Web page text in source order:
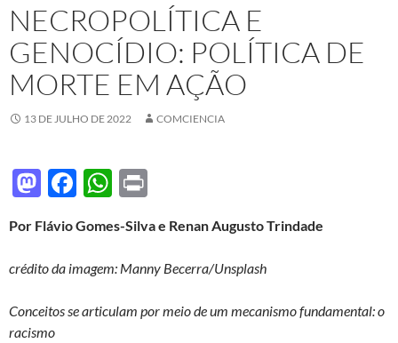
NECROPOLÍTICA E
GENOCÍDIO: POLÍTICA DE
MORTE EM AÇÃO
13 DE JULHO DE 2022 COMCIENCIA
M
to
d
n
F
e
b
o
W
at
s
p
nt
Por Flávio Gomes-Silva e Renan Augusto Trindade
crédito da imagem: Manny Becerra/Unsplash
Conceitos se articulam por meio de um mecanismo fundamental: o
racismo